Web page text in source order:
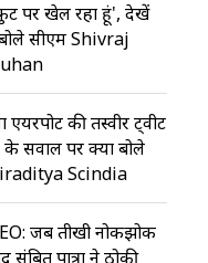
पर खेल रहा हूं', देखें
सीएम Shivraj
एयरपोर्ट की तस्वीर ट्वीट
सवाल पर क्या बोले
Scindia
जब तीखी नोकझोक
संबित पात्रा ने ठोकी